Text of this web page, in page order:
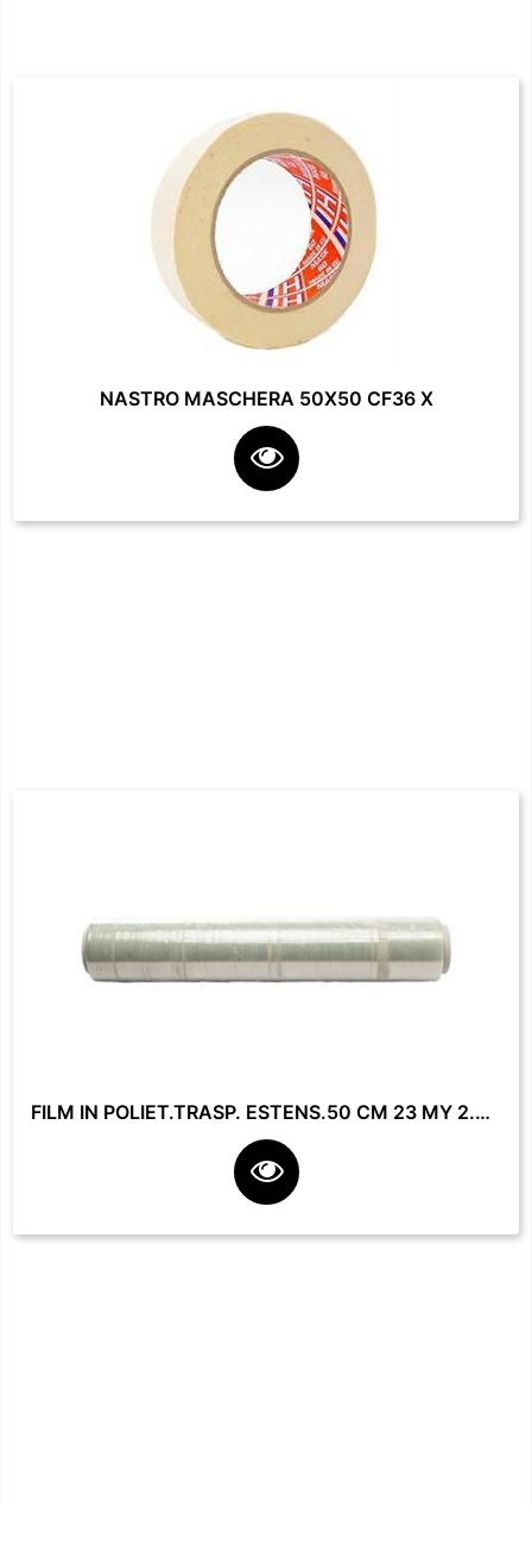
NASTRO MASCHERA 50X50 CF36 X
FILM IN POLIET.TRASP. ESTENS.50 CM 23 MY 2.2 KG **